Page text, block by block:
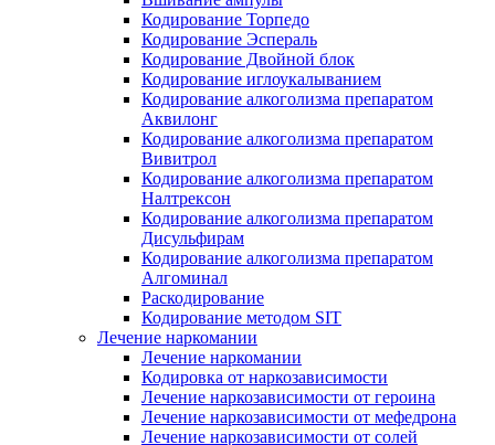
Кодирование Торпедо
Кодирование Эспераль
Кодирование Двойной блок
Кодирование иглоукалыванием
Кодирование алкоголизма препаратом
Аквилонг
Кодирование алкоголизма препаратом
Вивитрол
Кодирование алкоголизма препаратом
Налтрексон
Кодирование алкоголизма препаратом
Дисульфирам
Кодирование алкоголизма препаратом
Алгоминал
Раскодирование
Кодирование методом SIT
Лечение наркомании
Лечение наркомании
Кодировка от наркозависимости
Лечение наркозависимости от героина
Лечение наркозависимости от мефедрона
Лечение наркозависимости от солей